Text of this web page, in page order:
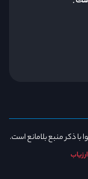
با ذکر منبع بلامانع است.